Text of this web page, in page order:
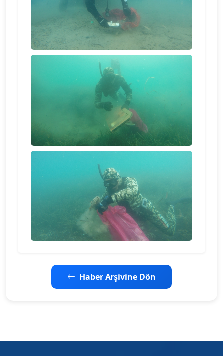
Haber Arşivine Dön